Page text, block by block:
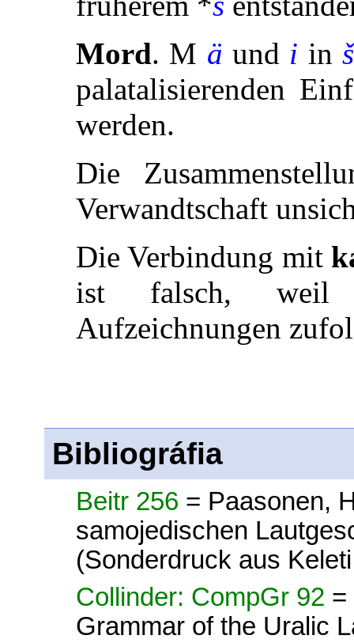
Mord. M ä und i in
palatalisierenden
werden.
Die
Verwandtschaft
Die Verbindung mit
ist falsch, weil
Aufzeichnungen
Bibliográfia
Beitr 256 = Paasonen,
samojedischen
(Sonderdruck aus
Collinder: CompGr 92 =
Grammar of the Uralic